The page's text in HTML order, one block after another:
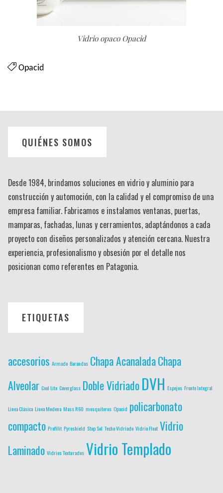
Vidrio opaco Opacid
Opacid
QUIÉNES SOMOS
Desde 1984, brindamos soluciones en vidrio y aluminio para
construcción y automoción, con la calidad y el compromiso de una
empresa familiar. Fabricamos e instalamos ventanas, puertas,
mamparas, fachadas, lunas y cerramientos, adaptándonos a cada
proyecto con diseños personalizados y atención cercana. Nuestra
experiencia, profesionalismo y obsesión por el detalle nos
posicionan como referentes en Patagonia.
ETIQUETAS
accesorios Armado Barandas Chapa AcanaladaChapa
Alveolar Cool Lite Coverglass Doble VidriadoDVH Espejos Frente Integral
Linea Clásica Linea Modena Mass R60 mosquiteros Opacid policarbonato
compacto Profilit Pyroshield Stop Sol Techo Vidriado Vidrio Float Vidrio
Laminado Vidrios Texturados Vidrio Templado